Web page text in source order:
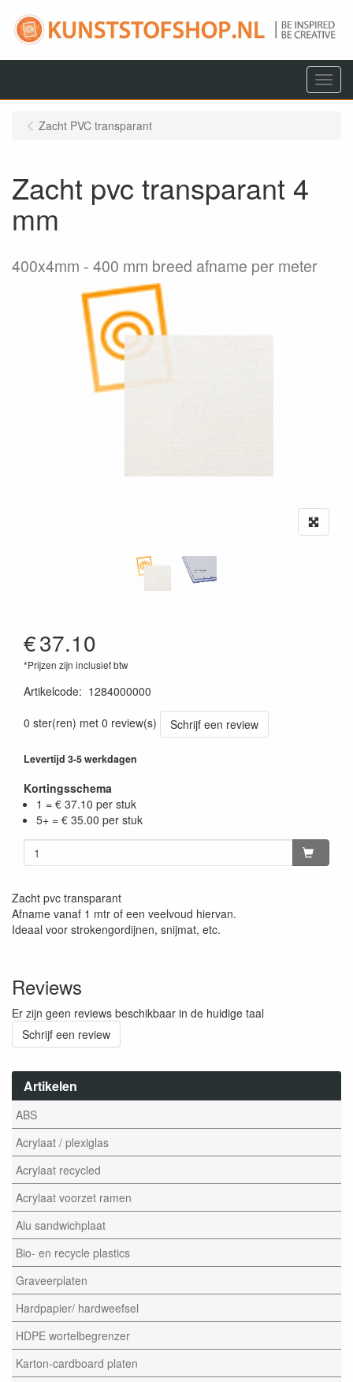
Menu
Artikelen
ABS
Acrylaat / plexiglas
Acrylaat recycled
Acrylaat voorzet ramen
Alu sandwichplaat
Bio- en recycle plastics
Graveerplaten
Hardpapier/ hardweefsel
HDPE wortelbegrenzer
Karton-cardboard platen
Zacht PVC transparant
Zacht pvc transparant 4
mm
400x4mm 400 mm breed afname per meter
€37.10
*Prijzen zijn inclusief btw
Artikelcode: 1284000000
0 ster(ren) met 0 review(s)
Schrijf een review
Levertijd 3-5 werkdagen
Kortingsschema
1 = € 37.10 per stuk
5+ = € 35.00 per stuk
Zacht pvc transparant
Afname vanaf 1 mtr of een veelvoud hiervan.
Ideaal voor strokengordijnen, snijmat, etc.
Reviews
Er zijn geen reviews beschikbaar in de huidige taal
Schrijf een review